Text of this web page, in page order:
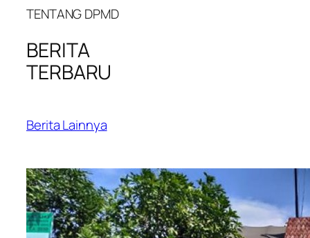
TENTANG DPMD
BERITA
TERBARU
Berita Lainnya